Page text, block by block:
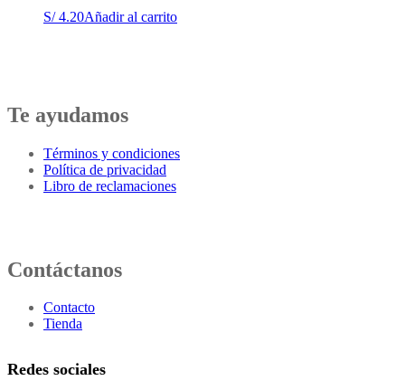
S/4.20Añadir al carrito
Te ayudamos
Términos y condiciones
Política de privacidad
Libro de reclamaciones
Contáctanos
Contacto
Tienda
Redes sociales